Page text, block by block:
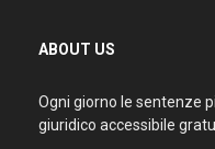
ABOUT US
Ogni giorno le sentenze
giuridico accessibile